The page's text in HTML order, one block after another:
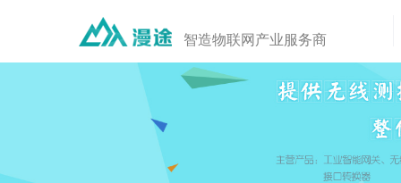
智造物联网产业服务商